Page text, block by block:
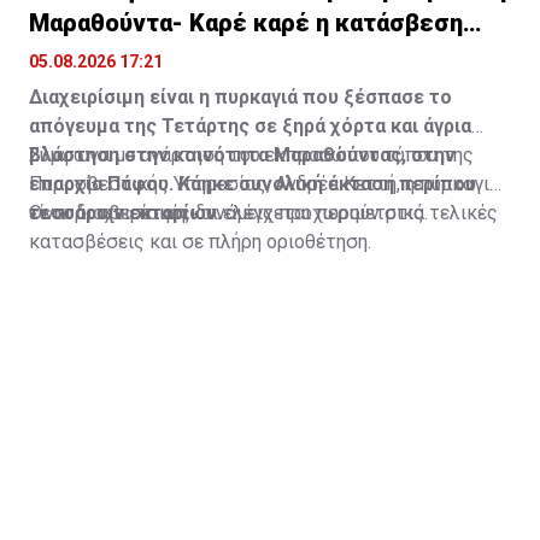
Μαραθούντα- Καρέ καρέ η κατάσβεση
(vid)
05.08.2026 17:21
Διαχειρίσιμη είναι η πυρκαγιά που ξέσπασε το
απόγευμα της Τετάρτης σε ξηρά χόρτα και άγρια
βλάστηση στην κοινότητα Μαραθούντας, στην
επαρχία Πάφου. Κάηκε συνολική έκταση περίπου
τεσσάρων εκταρίων.
Σύμφωνα με ανάρτηση του εκπροσώπου τύπου της
Πυροσβεστικής Υπηρεσίας, Ανδρέα Κεττή, η πυρκαγιά
είναι διαχειρίσιμη και ελέγχεται περιμετρικά.
Οι πυροσβεστικές δυνάμεις προχωρούν στις τελικές
κατασβέσεις και σε πλήρη οριοθέτηση.